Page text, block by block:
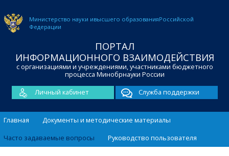
Министерство науки ивысшего образованияРоссийской
Федерации
ПОРТАЛ
ИНФОРМАЦИОННОГО ВЗАИМОДЕЙСТВИЯ
с организациями и учреждениями, участниками бюджетного
процесса Минобрнауки России
Личный кабинет
Служба поддержки
Главная
Документы и методические материалы
Часто задаваемые вопросы
Руководство пользователя